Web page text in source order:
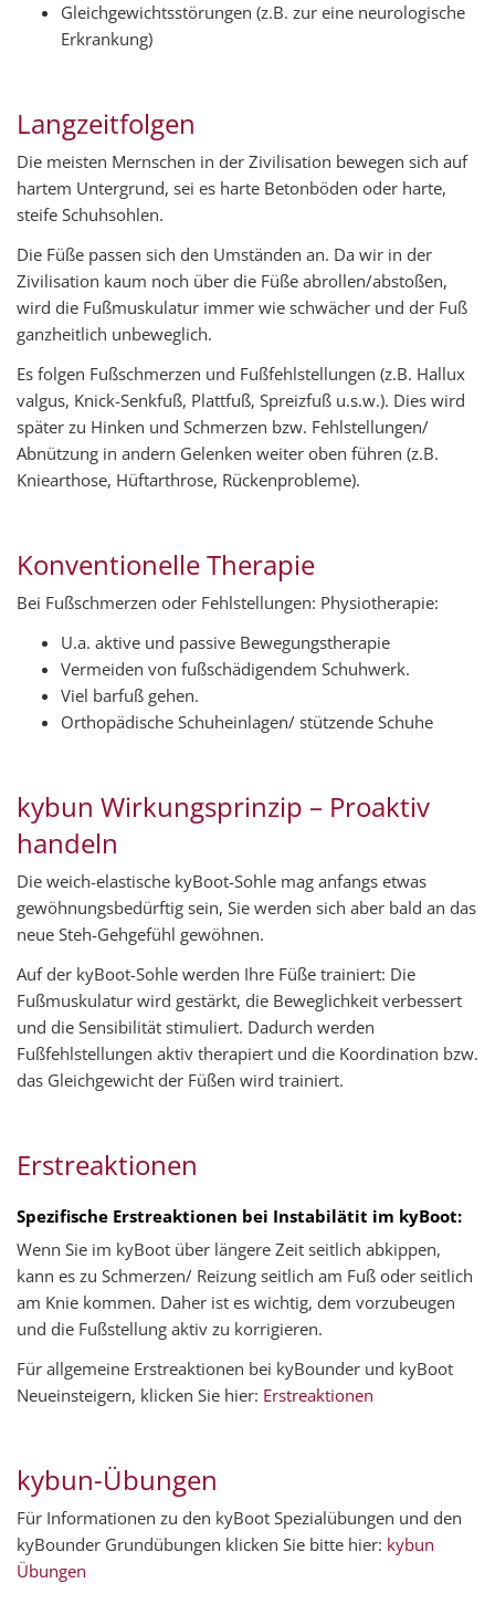
Gleichgewichtsstörungen (z.B. zur eine neurologische
Erkrankung)
Langzeitfolgen
Die meisten Mernschen in der Zivilisation bewegen sich auf
hartem Untergrund, sei es harte Betonböden oder harte,
steife Schuhsohlen.
Die Füße passen sich den Umständen an. Da wir in der
Zivilisation kaum noch über die Füße abrollen/abstoßen,
wird die Fußmuskulatur immer wie schwächer und der Fuß
ganzheitlich unbeweglich.
Es folgen Fußschmerzen und Fußfehlstellungen (z.B. Hallux
valgus, Knick-Senkfuß, Plattfuß, Spreizfuß u.s.w.). Dies wird
später zu Hinken und Schmerzen bzw. Fehlstellungen/
Abnützung in andern Gelenken weiter oben führen (z.B.
Kniearthose, Hüftarthrose, Rückenprobleme).
Konventionelle Therapie
Bei Fußschmerzen oder Fehlstellungen: Physiotherapie:
U.a. aktive und passive Bewegungstherapie
Vermeiden von fußschädigendem Schuhwerk.
Viel barfuß gehen.
Orthopädische Schuheinlagen/ stützende Schuhe
kybun Wirkungsprinzip – Proaktiv
handeln
Die weich-elastische kyBoot-Sohle mag anfangs etwas
gewöhnungsbedürftig sein, Sie werden sich aber bald an das
neue Steh-Gehgefühl gewöhnen.
Auf der kyBoot-Sohle werden Ihre Füße trainiert: Die
Fußmuskulatur wird gestärkt, die Beweglichkeit verbessert
und die Sensibilität stimuliert. Dadurch werden
Fußfehlstellungen aktiv therapiert und die Koordination bzw.
das Gleichgewicht der Füßen wird trainiert.
Erstreaktionen
Spezifische Erstreaktionen bei Instabilätit im kyBoot:
Wenn Sie im kyBoot über längere Zeit seitlich abkippen,
kann es zu Schmerzen/ Reizung seitlich am Fuß oder seitlich
am Knie kommen. Daher ist es wichtig, dem vorzubeugen
und die Fußstellung aktiv zu korrigieren.
Für allgemeine Erstreaktionen bei kyBounder und kyBoot
Neueinsteigern, klicken Sie hier: Erstreaktionen
kybun-Übungen
Für Informationen zu den kyBoot Spezialübungen und den
kyBounder Grundübungen klicken Sie bitte hier: kybun
Übungen